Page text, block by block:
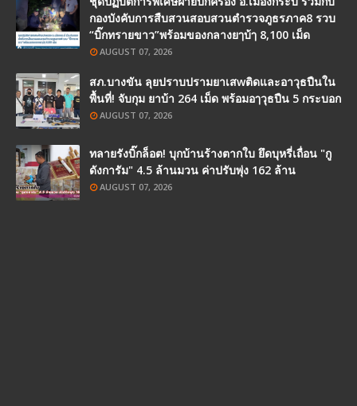
กองบังคับการสืบสวนสอบสวนตำรวจภูธรภาค8 รวบ
“บิ๊กทรายขาว”พร้อมของกลางยๅบ้ๅ 8,100 เม็ด
AUGUST 07, 2026
สภ.บางขัน ลุยปราบปรามยาเสwติดและอาวุธปืนใน
พื้นที่! จับกุม ยาบ้า 264 เม็ด พร้อมอๅวุธปืน 5 กระบอก
AUGUST 07, 2026
ทลายรังบิ๊กล็อต! บุกบ้านร้างตากใบ ยึดบุหรี่เถื่อน "กู
ดังการัม" 4.5 ล้านมวน ค่าปรับพุ่ง 162 ล้าน
AUGUST 07, 2026